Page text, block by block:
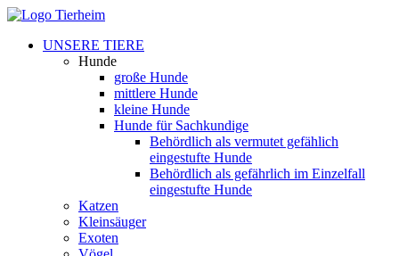
UNSERE TIERE
Hunde
große Hunde
mittlere Hunde
kleine Hunde
Hunde für Sachkundige
Behördlich als vermutet gefählich
eingestufte Hunde
Behördlich als gefährlich im Einzelfall
eingestufte Hunde
Katzen
Kleinsäuger
Exoten